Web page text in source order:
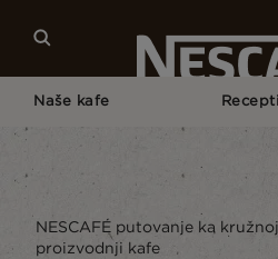
Naše kafe Recepti
Kružna Ekonomija
NESCAFÉ putovanje ka
proizvodnji kafe